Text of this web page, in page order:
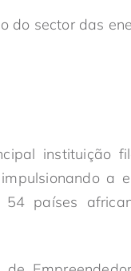
do sector das
instituição
a
países